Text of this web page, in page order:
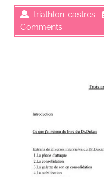
triathlon-castres
Comments